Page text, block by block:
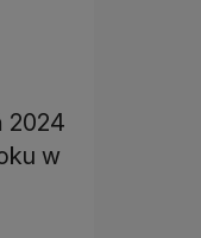
2024
w